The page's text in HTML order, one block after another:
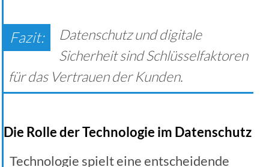
Datenschutz und digitale
Sicherheit sind Schlüsselfaktoren
für das Vertrauen der Kunden.
Die Rolle der Technologie im Datenschutz
Technologie spielt eine entscheidende